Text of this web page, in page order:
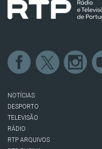
NOTÍCIAS
DESPORTO
TELEVISÃO
RÁDIO
RTP ARQUIVOS